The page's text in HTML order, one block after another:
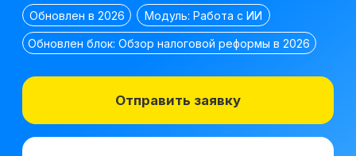
Отправить заявку
*
2 место в номинации